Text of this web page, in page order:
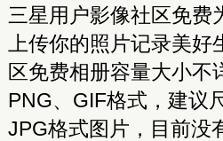
三星用户影像社区免费
上传你的照片记录美
区免费相册容量大小
PNG、GIF格式，建议
JPG格式图片，目前没